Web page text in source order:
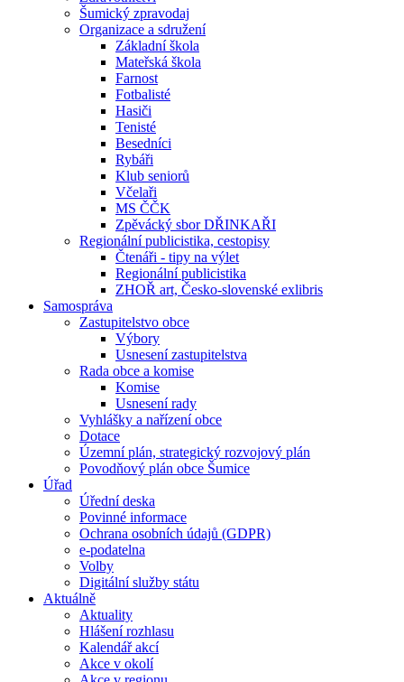
Šumický zpravodaj
Organizace a sdružení
Základní škola
Mateřská škola
Farnost
Fotbalisté
Hasiči
Tenisté
Besedníci
Rybáři
Klub seniorů
Včelaři
MS ČČK
Zpěvácký sbor DŘINKAŘI
Regionální publicistika, cestopisy
Čtenáři - tipy na výlet
Regionální publicistika
ZHOŘ art, Česko-slovenské exlibris
Samospráva
Zastupitelstvo obce
Výbory
Usnesení zastupitelstva
Rada obce a komise
Komise
Usnesení rady
Vyhlášky a nařízení obce
Dotace
Územní plán, strategický rozvojový plán
Povodňový plán obce Šumice
Úřad
Úřední deska
Povinné informace
Ochrana osobních údajů (GDPR)
e-podatelna
Volby
Digitální služby státu
Aktuálně
Aktuality
Hlášení rozhlasu
Kalendář akcí
Akce v okolí